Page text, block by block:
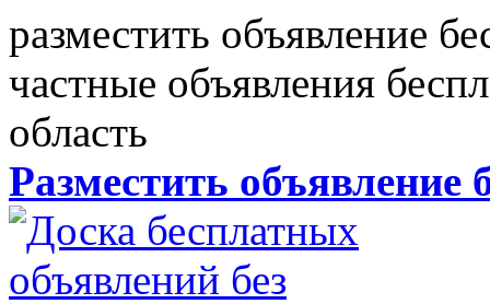
разместить объявление
частные объявления
область
Разместить объявление